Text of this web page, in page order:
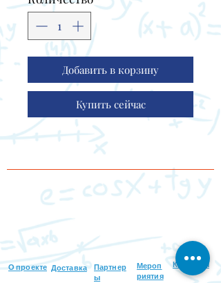
Добавить в корзину
Купить сейчас
О проекте Доставка
Партнер
ы
Мероп
риятия
Контакты